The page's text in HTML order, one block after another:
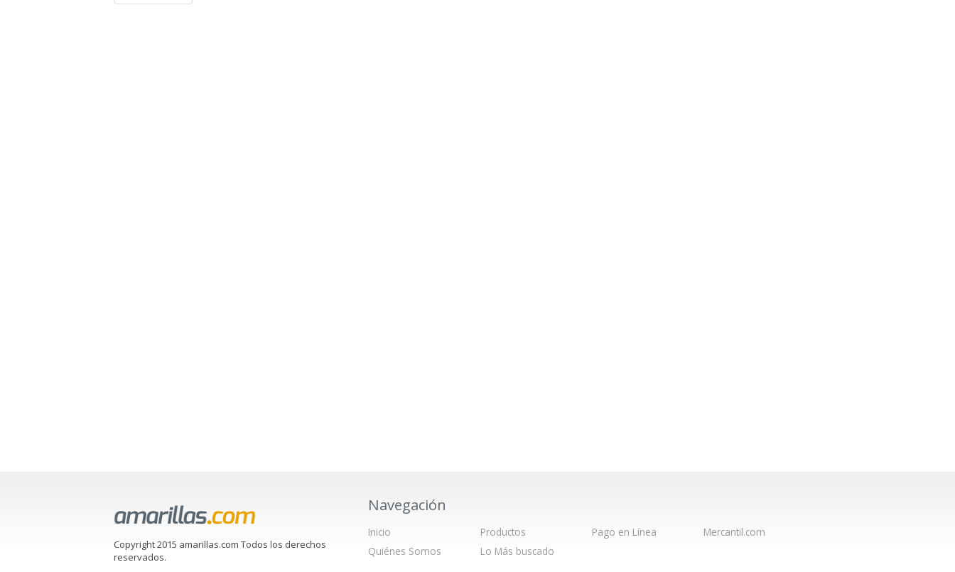
Copyright 2015 amarillas.com Todos los derechos
reservados.
Navegación
Inicio
Quiénes Somos
Productos
Lo Más buscado
Pago en Línea Mercantil.com